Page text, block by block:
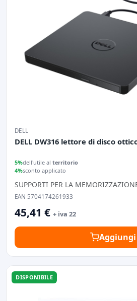
DELL
DELL DW316 lettore di disco
5%dell'utile al territorio
4%sconto applicato
SUPPORTI PER LA
EAN 5704174261933
45,41 € + iva 22
Aggiungi
DISPONIBILE